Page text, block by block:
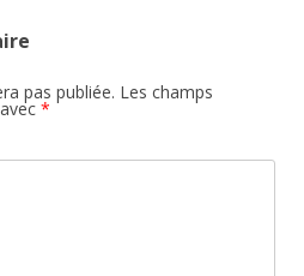
pas publiée. Les champs
*